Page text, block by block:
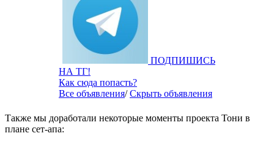
ПОДПИШИСЬ
НА ТГ!
Как сюда попасть?
Все объявления/Скрыть объявления
Также мы доработали некоторые моменты проекта Тони в
плане сет-апа: